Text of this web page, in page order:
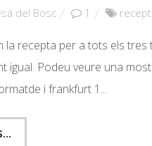
del Bosc 1
la recepta per a tots els
igual. Podeu veure una
i frankfurt 1...